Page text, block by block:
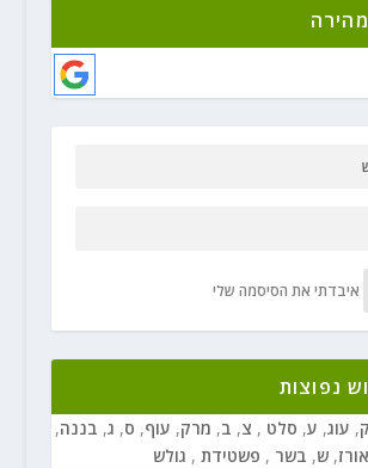
איבדתי את הסיסמה שלי
נפוצות
ק, עוג, ע, סלט , צ, ב, מרק, עוף, ס, ג, בננה,
אורז, ש, בשר , פשטידת , גולש